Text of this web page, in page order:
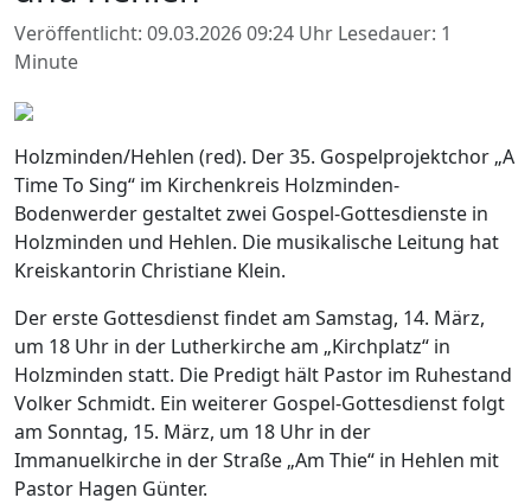
Veröffentlicht: 09.03.2026 09:24 Uhr Lesedauer: 1
Minute
Holzminden/Hehlen (red). Der 35. Gospelprojektchor „A
Time To Sing“ im Kirchenkreis Holzminden-
Bodenwerder gestaltet zwei Gospel-Gottesdienste in
Holzminden und Hehlen. Die musikalische Leitung hat
Kreiskantorin Christiane Klein.
Der erste Gottesdienst findet am Samstag, 14. März,
um 18 Uhr in der Lutherkirche am „Kirchplatz“ in
Holzminden statt. Die Predigt hält Pastor im Ruhestand
Volker Schmidt. Ein weiterer Gospel-Gottesdienst folgt
am Sonntag, 15. März, um 18 Uhr in der
Immanuelkirche in der Straße „Am Thie“ in Hehlen mit
Pastor Hagen Günter.